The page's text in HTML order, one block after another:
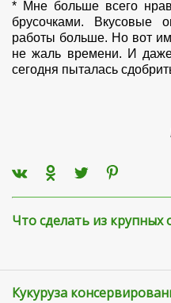
* Мне больше всего
брусочками. Вкусовые
работы больше. Но вот
не жаль времени. И
сегодня пыталась
Что сделать из крупных
Кукуруза